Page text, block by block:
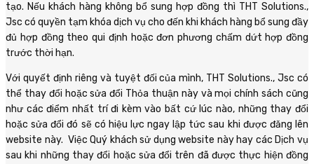
tạo. Nếu khách hàng không bổ sung hợp đồng thì THT Solutions.,
Jsc có quyền tạm khóa dịch vụ cho đến khi khách hàng bổ sung đầy
đủ hợp đồng theo qui định hoặc đơn phương chấm dứt hợp đồng
trước thời hạn.
Với quyết định riêng và tuyệt đối của mình, THT Solutions., Jsc có
thể thay đổi hoặc sửa đổi Thỏa thuận này và mọi chính sách cũng
như các điểm nhất trí đi kèm vào bất cứ lúc nào, những thay đổi
hoặc sửa đổi đó sẽ có hiệu lực ngay lập tức sau khi được đăng lên
website này. Việc Quý khách sử dụng website này hay các Dịch vụ
sau khi những thay đổi hoặc sửa đổi trên đã được thực hiện đồng